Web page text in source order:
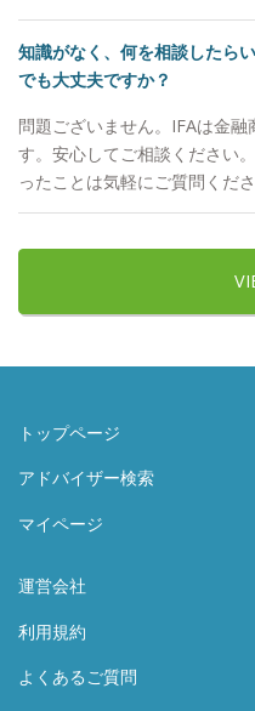
知識がなく、何を相談したら
でも大丈夫ですか？
問題ございません。IFAは金
す。安心してご相談ください
ったことは気軽にご質問くださ
トップページ
アドバイザー検索
マイページ
運営会社
利用規約
よくあるご質問